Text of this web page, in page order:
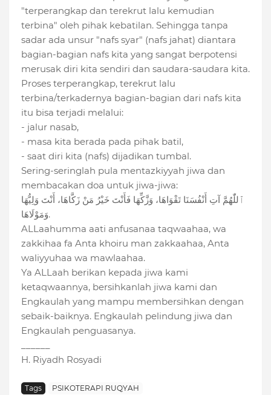
"terperangkap dan terekrut lalu kemudian
terbina" oleh pihak kebatilan. Sehingga tanpa
sadar ada unsur "nafs syar" (nafs jahat) diantara
bagian-bagian nafs kita yang sangat berpotensi
merusak diri kita sendiri dan saudara-saudara kita.
Proses terperangkap, terekrut lalu
terbina/terkadernya bagian-bagian dari nafs kita
itu bisa terjadi melalui:
- jalur nasab,
- masa kita berada pada pihak batil,
- saat diri kita (nafs) dijadikan tumbal.
Sering-seringlah pula mentazkiyyah jiwa dan
membacakan doa untuk jiwa-jiwa:
ٱللّٰهُمَّ آتِ أَنْفُسَنَا تَقْوَاهَا، وَزَّكِّهَا فَأَنْتَ خَيْرُ مَنْ زَكَّاهَا، أَنْتَ وَلِيُّهَا
وَمَوْلَاهَا.
ALLaahumma aati anfusanaa taqwaahaa, wa
zakkihaa fa Anta khoiru man zakkaahaa, Anta
waliyyuhaa wa mawlaahaa.
Ya ALLaah berikan kepada jiwa kami
ketaqwaannya, bersihkanlah jiwa kami dan
Engkaulah yang mampu membersihkan dengan
sebaik-baiknya. Engkaulah pelindung jiwa dan
Engkaulah penguasanya.
H. Riyadh Rosyadi
Tags PSIKOTERAPI RUQYAH